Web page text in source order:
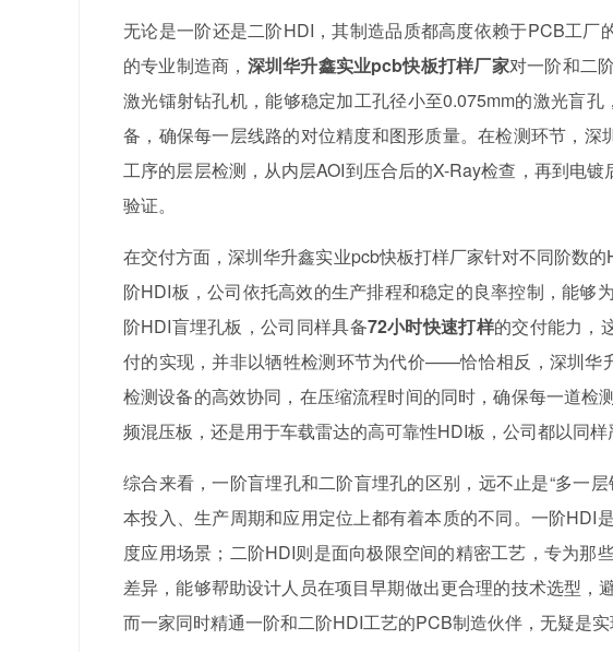
无论是一阶还是二阶HDI，其制造品质都高度依赖于PCB工
的专业制造商， 深圳华升鑫实业pcb快板打样厂家对一阶和二
激光镭射钻孔机，能够稳定加工孔径小至0.075mm的激光盲
备，确保每一层线路的对位精度和图形质量。在检测环节，
工序的层层检测，从内层AOI到压合后的X-Ray检查，再到电
验证。
在交付方面，深圳华升鑫实业pcb快板打样厂家针对不同阶数
阶HDI板，公司依托高效的生产排程和稳定的良率控制，能够
阶HDI盲埋孔板，公司同样具备72小时快速打样的交付能力，
付的实现，并非以牺牲检测环节为代价——恰恰相反，深圳华
检测设备的高效协同，在压缩流程时间的同时，确保每一道检
频混压板，还是用于车载雷达的高可靠性HDI板，公司都以同样
综合来看，一阶盲埋孔和二阶盲埋孔的区别，远不止是“多一
本投入、生产周期和应用定位上都有着本质的不同。一阶HDI
度应用场景；二阶HDI则是面向极限空间的精密工艺，专为那
差异，能够帮助设计人员在项目早期做出更合理的技术选型，
而一家同时精通一阶和二阶HDI工艺的PCB制造伙伴，无疑是